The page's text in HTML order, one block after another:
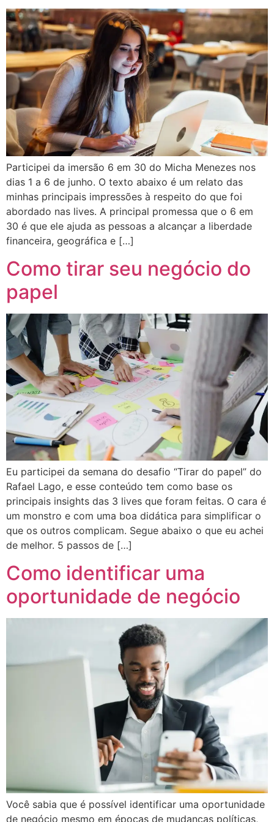
Participei da imersão 6 em 30 do Micha Menezes nos
dias 1 a 6 de junho. O texto abaixo é um relato das
minhas principais impressões à respeito do que foi
abordado nas lives. A principal promessa que o 6 em
30 é que ele ajuda as pessoas a alcançar a liberdade
financeira, geográfica e […]
Como tirar seu negócio do
papel
Eu participei da semana do desafio “Tirar do papel” do
Rafael Lago, e esse conteúdo tem como base os
principais insights das 3 lives que foram feitas. O cara é
um monstro e com uma boa didática para simplificar o
que os outros complicam. Segue abaixo o que eu achei
de melhor. 5 passos de […]
Como identificar uma
oportunidade de negócio
Você sabia que é possível identificar uma oportunidade
de negócio mesmo em épocas de mudanças políticas,